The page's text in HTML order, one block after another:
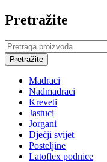
Pretražite
Madraci
Nadmadraci
Kreveti
Jastuci
Jorgani
Dječji svijet
Posteljine
Latoflex podnice